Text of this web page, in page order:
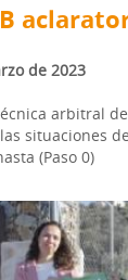
de 2023
arbitral
situaciones de
(Paso 0)